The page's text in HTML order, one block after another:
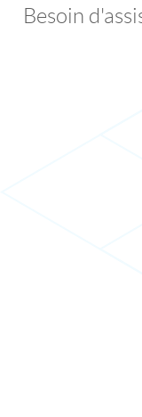
Besoin